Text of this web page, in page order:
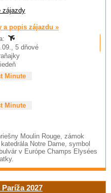
zájazdy
a popis zájazdu »
5 dňové
Minute
Minute
Moulin Rouge, zámok
Notre Dame, symbol
v Európe Champs Elysées
2027